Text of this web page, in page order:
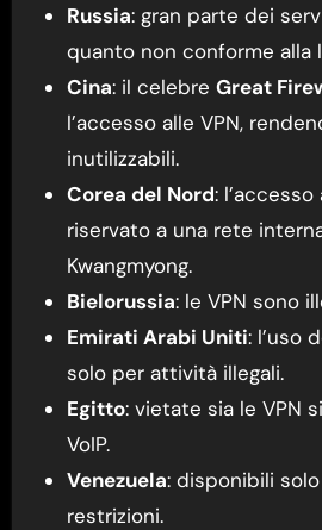
Russia: gran parte dei
quanto non conforme alla
Cina: il celebre Great
l’accesso alle VPN,
inutilizzabili.
Corea del Nord:
riservato a una rete
Kwangmyong.
Bielorussia: le VPN sono
Emirati Arabi Uniti: l’uso
solo per attività illegali.
Egitto: vietate sia le VPN
VoIP.
Venezuela: disponibili
restrizioni.